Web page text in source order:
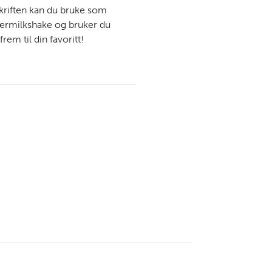
kan du bruke som
og bruker du
til din favoritt!